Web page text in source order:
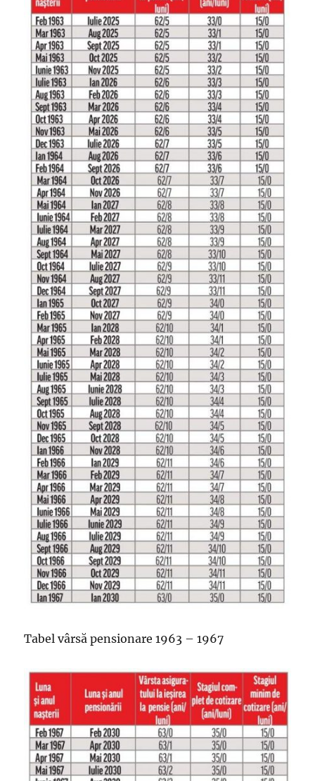
Tabel vârsă pensionare 1963 – 1967